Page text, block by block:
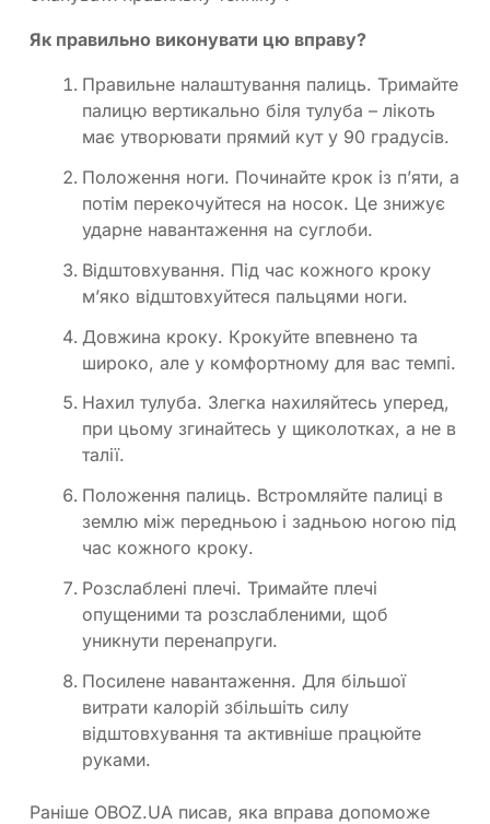
Як правильно виконувати цю вправу?
Правильне налаштування палиць. Тримайте
палицю вертикально біля тулуба – лікоть
має утворювати прямий кут у 90 градусів.
Положення ноги. Починайте крок із п’яти, а
потім перекочуйтеся на носок. Це знижує
ударне навантаження на суглоби.
Відштовхування. Під час кожного кроку
м’яко відштовхуйтеся пальцями ноги.
Довжина кроку. Крокуйте впевнено та
широко, але у комфортному для вас темпі.
Нахил тулуба. Злегка нахиляйтесь уперед,
при цьому згинайтесь у щиколотках, а не в
талії.
Положення палиць. Встромляйте палиці в
землю між передньою і задньою ногою під
час кожного кроку.
Розслаблені плечі. Тримайте плечі
опущеними та розслабленими, щоб
уникнути перенапруги.
Посилене навантаження. Для більшої
витрати калорій збільшіть силу
відштовхування та активніше працюйте
руками.
Раніше OBOZ.UA писав, яка вправа допоможе